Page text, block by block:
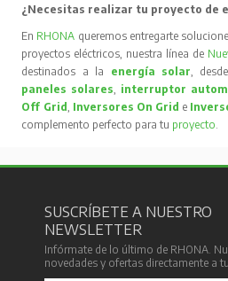
¿Necesitas realizar tu proyecto de
En RHONA queremos entregarte
proyectos eléctricos, nuestra línea de
destinados a la energía solar, desde
paneles solares, interruptor
Off Grid, Inversores On Grid e
complemento perfecto para tu proyecto.
SUSCRÍBETE A NUESTRO
NEWSLETTER
Infórmate de lo último de RHONA.
novedades y ofertas directamente a